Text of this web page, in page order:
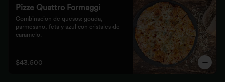
Pizze Quattro Formaggi
Combinación de quesos: gouda,
parmesano, feta y azul con cristales de
caramelo.
$43.500